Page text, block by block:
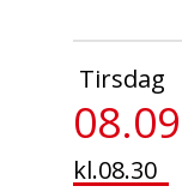
Tirsdag
08.09
kl.08.30